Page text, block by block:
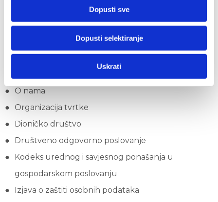
Dopusti sve
Dopusti selektiranje
Uskrati
ZAGREB
O nama
Organizacija tvrtke
Dioničko društvo
Društveno odgovorno poslovanje
Kodeks urednog i savjesnog ponašanja u
gospodarskom poslovanju
Izjava o zaštiti osobnih podataka